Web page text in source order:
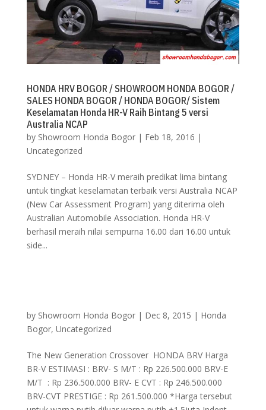
HONDA HRV BOGOR / SHOWROOM HONDA BOGOR /
SALES HONDA BOGOR / HONDA BOGOR/ Sistem
Keselamatan Honda HR-V Raih Bintang 5 versi
Australia NCAP
by Showroom Honda Bogor| Feb 18, 2016 |
Uncategorized
SYDNEY – Honda HR-V meraih predikat lima bintang
untuk tingkat keselamatan terbaik versi Australia NCAP
(New Car Assessment Program) yang diterima oleh
Australian Automobile Association. Honda HR-V
berhasil meraih nilai sempurna 16.00 dari 16.00 untuk
side...
by Showroom Honda Bogor| Dec 8, 2015 | Honda
Bogor, Uncategorized
The New Generation Crossover HONDA BRV Harga
BR-V ESTIMASI : BRV- S M/T : Rp 226.500.000 BRV-E
M/T : Rp 236.500.000 BRV- E CVT : Rp 246.500.000
BRV-CVT PRESTIGE : Rp 261.500.000 *Harga tersebut